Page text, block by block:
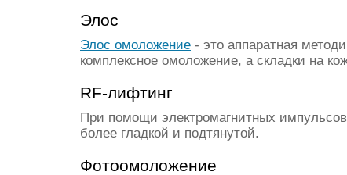
Элос
Элос омоложение - это аппаратная
комплексное омоложение, а складки на
RF-лифтинг
При помощи электромагнитных
более гладкой и подтянутой.
Фотоомоложение